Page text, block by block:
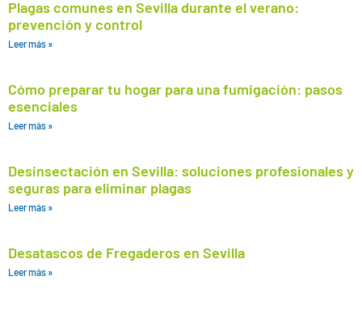
Plagas comunes en Sevilla durante el verano:
prevención y control
Leer más »
Cómo preparar tu hogar para una fumigación: pasos
esenciales
Leer más »
Desinsectación en Sevilla: soluciones profesionales y
seguras para eliminar plagas
Leer más »
Desatascos de Fregaderos en Sevilla
Leer más »